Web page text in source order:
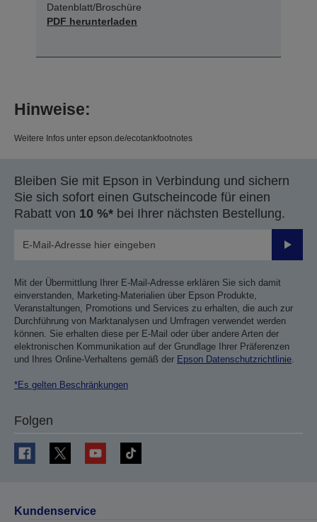
Datenblatt/Broschüre
PDF herunterladen
Hinweise:
Weitere Infos unter epson.de/ecotankfootnotes
Bleiben Sie mit Epson in Verbindung und sichern
Sie sich sofort einen Gutscheincode für einen
Rabatt von 10 %* bei Ihrer nächsten Bestellung.
Mit der Übermittlung Ihrer E-Mail-Adresse erklären Sie sich damit
einverstanden, Marketing-Materialien über Epson Produkte,
Veranstaltungen, Promotions und Services zu erhalten, die auch zur
Durchführung von Marktanalysen und Umfragen verwendet werden
können. Sie erhalten diese per E-Mail oder über andere Arten der
elektronischen Kommunikation auf der Grundlage Ihrer Präferenzen
und Ihres Online-Verhaltens gemäß der Epson Datenschutzrichtlinie
*Es gelten Beschränkungen
Folgen
Kundenservice